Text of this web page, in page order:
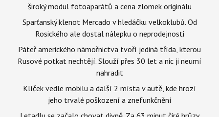
široký modul fotoaparátů a cena zlomek originálu
Sparťanský klenot Mercado v hledáčku velkoklubů. Od
Rosického ale dostal nálepku o neprodejnosti
Páteř amerického námořnictva tvoří jediná třída, kterou
Rusové potkat nechtějí. Slouží přes 30 let a nic ji neumí
nahradit
Klíček vedle mobilu a další 2 místa v autě, kde hrozí
jeho trvalé poškození a znefunkčnění